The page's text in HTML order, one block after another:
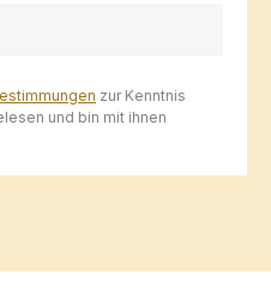
zur Kenntnis
und bin mit ihnen